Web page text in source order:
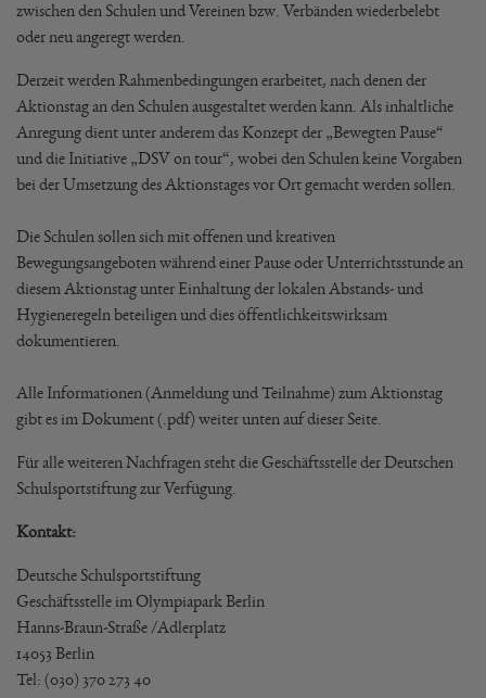
zwischen den Schulen und Vereinen bzw. Verbänden wiederbelebt
oder neu angeregt werden.
Derzeit werden Rahmenbedingungen erarbeitet, nach denen der
Aktionstag an den Schulen ausgestaltet werden kann. Als inhaltliche
Anregung dient unter anderem das Konzept der „Bewegten Pause“
und die Initiative „DSV on tour“, wobei den Schulen keine Vorgaben
bei der Umsetzung des Aktionstages vor Ort gemacht werden sollen.
Die Schulen sollen sich mit offenen und kreativen
Bewegungsangeboten während einer Pause oder Unterrichtsstunde an
diesem Aktionstag unter Einhaltung der lokalen Abstands- und
Hygieneregeln beteiligen und dies öffentlichkeitswirksam
dokumentieren.
Alle Informationen (Anmeldung und Teilnahme) zum Aktionstag
gibt es im Dokument (.pdf) weiter unten auf dieser Seite.
Für alle weiteren Nachfragen steht die Geschäftsstelle der Deutschen
Schulsportstiftung zur Verfügung.
Kontakt:
Deutsche Schulsportstiftung
Geschäftsstelle im Olympiapark Berlin
Hanns-Braun-Straße /Adlerplatz
14053 Berlin
Tel: (030) 370 273 40